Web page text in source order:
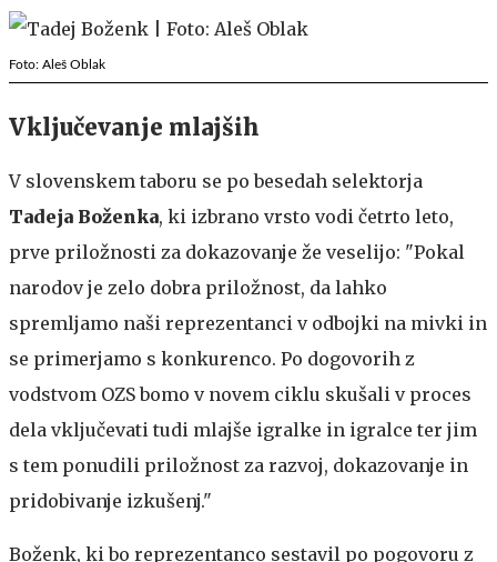
Foto: Aleš Oblak
Vključevanje mlajših
V slovenskem taboru se po besedah selektorja
Tadeja Boženka, ki izbrano vrsto vodi četrto leto,
prve priložnosti za dokazovanje že veselijo: "Pokal
narodov je zelo dobra priložnost, da lahko
spremljamo naši reprezentanci v odbojki na mivki in
se primerjamo s konkurenco. Po dogovorih z
vodstvom OZS bomo v novem ciklu skušali v proces
dela vključevati tudi mlajše igralke in igralce ter jim
s tem ponudili priložnost za razvoj, dokazovanje in
pridobivanje izkušenj."
Boženk, ki bo reprezentanco sestavil po pogovoru z